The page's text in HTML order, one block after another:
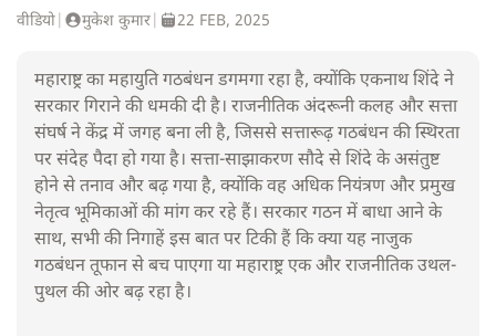
वीडियो मुकेश कुमार 22 FEB, 2025
महाराष्ट्र का महायुति गठबंधन डगमगा रहा है, क्योंकि एकनाथ शिंदे ने
सरकार गिराने की धमकी दी है। राजनीतिक अंदरूनी कलह और सत्ता
संघर्ष ने केंद्र में जगह बना ली है, जिससे सत्तारूढ़ गठबंधन की स्थिरता
पर संदेह पैदा हो गया है। सत्ता-साझाकरण सौदे से शिंदे के असंतुष्ट
होने से तनाव और बढ़ गया है, क्योंकि वह अधिक नियंत्रण और प्रमुख
नेतृत्व भूमिकाओं की मांग कर रहे हैं। सरकार गठन में बाधा आने के
साथ, सभी की निगाहें इस बात पर टिकी हैं कि क्या यह नाजुक
गठबंधन तूफान से बच पाएगा या महाराष्ट्र एक और राजनीतिक उथल-
पुथल की ओर बढ़ रहा है।